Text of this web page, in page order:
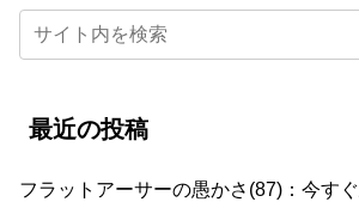
最近の投稿
フラットアーサーの愚かさ(87)：今す